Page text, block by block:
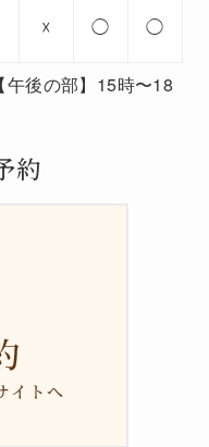
☓ ◯ ◯
午後の部】15時〜18
約